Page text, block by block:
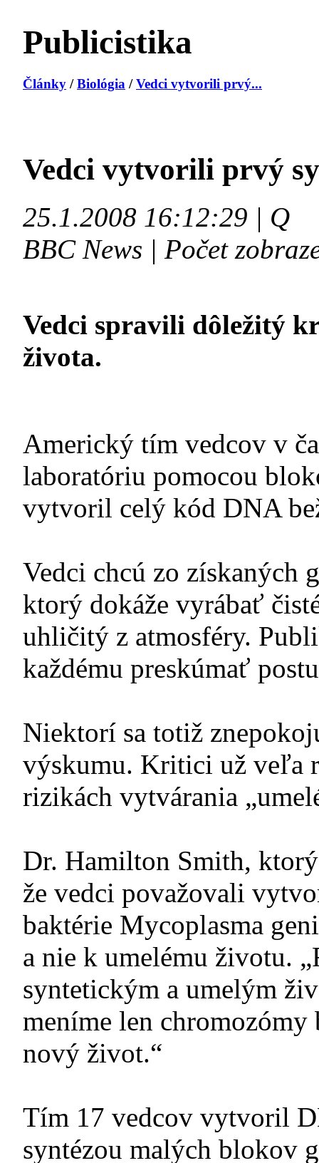
Publicistika
Články /Biológia /Vedci vytvorili prvý...
Vedci vytvorili prvý
25.1.2008 16:12:29 | Q
BBC News | Počet
Vedci spravili dôležitý
života.
Americký tím vedcov v
laboratóriu pomocou
vytvoril celý kód DNA
Vedci chcú zo získaných
ktorý dokáže vyrábať
uhličitý z atmosféry.
každému preskúmať
Niektorí sa totiž
výskumu. Kritici už veľa
rizikách vytvárania
Dr. Hamilton Smith,
že vedci považovali
baktérie Mycoplasma
a nie k umelému životu.
syntetickým a umelým
meníme len
nový život.“
Tím 17 vedcov vytvoril
syntézou malých blokov